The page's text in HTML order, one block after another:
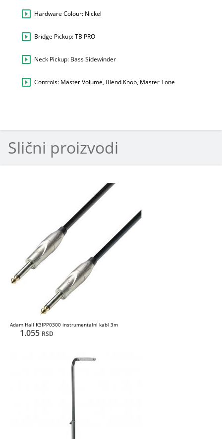
Hardware Colour: Nickel
Bridge Pickup: TB PRO
Neck Pickup: Bass Sidewinder
Controls: Master Volume, Blend Knob, Master Tone
Slični proizvodi
Adam Hall K3IPP0300 instrumentalni kabl 3m
1.055 RSD